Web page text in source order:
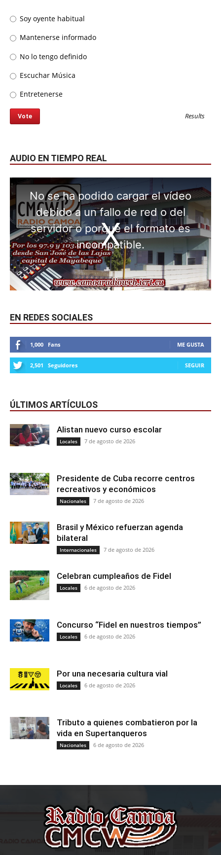
Soy oyente habitual
Mantenerse informado
No lo tengo definido
Escuchar Música
Entretenerse
Results
AUDIO EN TIEMPO REAL
EN REDES SOCIALES
1,000 Fans ME GUSTA
2,501 Seguidores SEGUIR
ÚLTIMOS ARTÍCULOS
Alistan nuevo curso escolar
Locales 7 de agosto de 2026
Presidente de Cuba recorre centros
recreativos y económicos
Nacionales 7 de agosto de 2026
Brasil y México refuerzan agenda
bilateral
Internacionales 7 de agosto de 2026
Celebran cumpleaños de Fidel
Locales 6 de agosto de 2026
Concurso “Fidel en nuestros tiempos”
Locales 6 de agosto de 2026
Por una necesaria cultura vial
Locales 6 de agosto de 2026
Tributo a quienes combatieron por la
vida en Supertanqueros
Nacionales 6 de agosto de 2026